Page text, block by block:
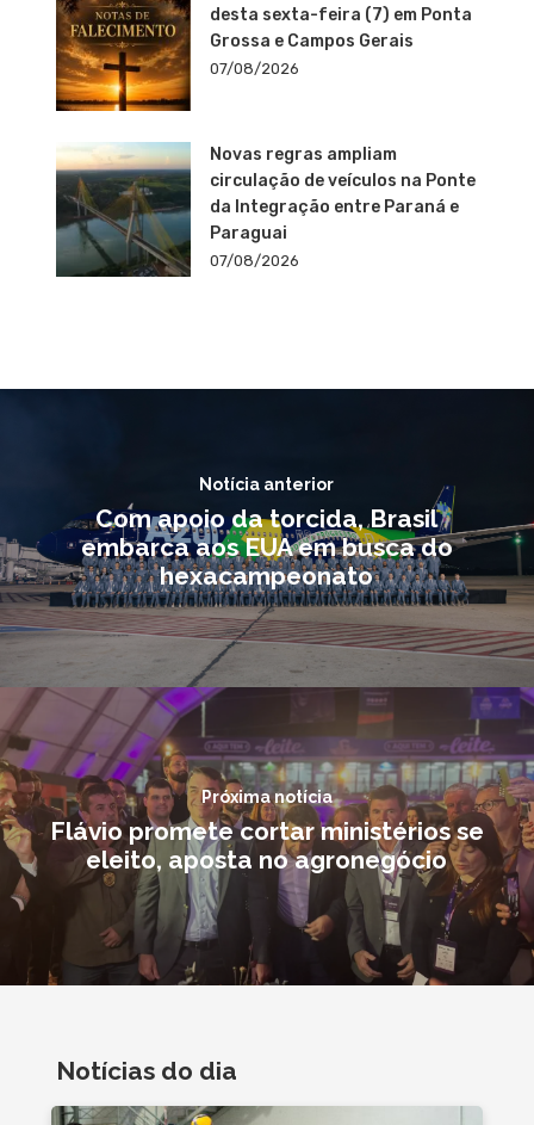
desta sexta-feira (7) em Ponta
Grossa e Campos Gerais
07/08/2026
Novas regras ampliam
circulação de veículos na Ponte
da Integração entre Paraná e
Paraguai
07/08/2026
Notícia anterior
Com apoio da torcida, Brasil
embarca aos EUA em busca do
hexacampeonato
Próxima notícia
Flávio promete cortar ministérios se
eleito, aposta no agronegócio
Notícias do dia